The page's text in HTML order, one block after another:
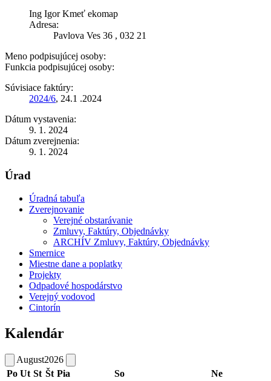
Ing Igor Kmeť ekomap
Adresa:
Pavlova Ves 36 , 032 21
Meno podpisujúcej osoby:
Funkcia podpisujúcej osoby:
Súvisiace faktúry:
2024/6, 24.1 .2024
Dátum vystavenia:
9. 1. 2024
Dátum zverejnenia:
9. 1. 2024
Úrad
Úradná tabuľa
Zverejnovanie
Verejné obstarávanie
Zmluvy, Faktúry, Objednávky
ARCHÍV Zmluvy, Faktúry, Objednávky
Smernice
Miestne dane a poplatky
Projekty
Odpadové hospodárstvo
Verejný vodovod
Cintorín
Kalendár
August2026
Po Ut St Št Pia So Ne